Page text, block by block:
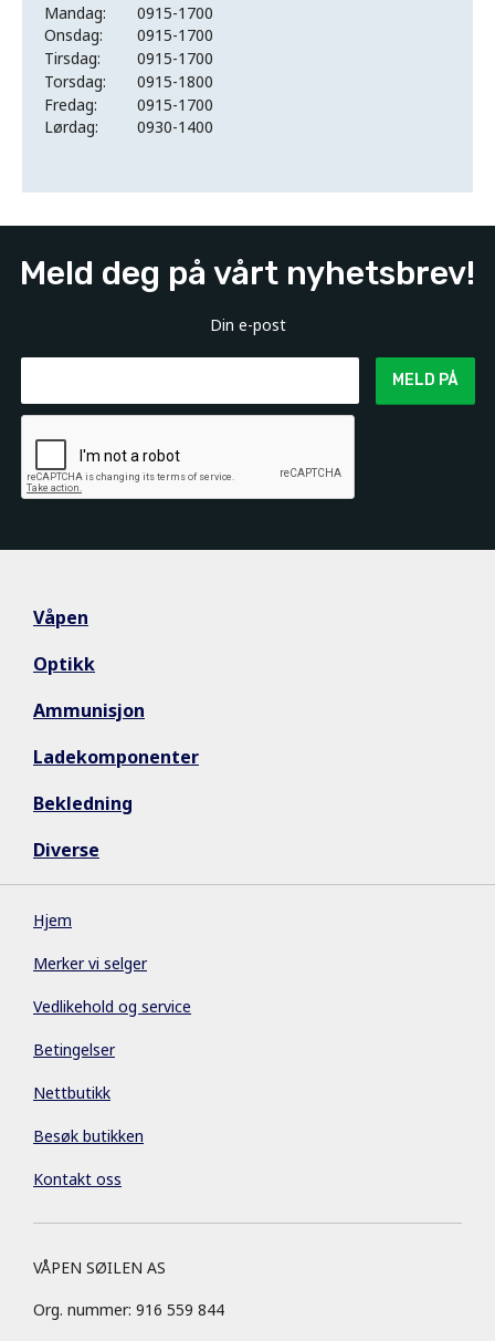
Mandag:
0915-1700
Onsdag:
0915-1700
Tirsdag:
0915-1700
Torsdag:
0915-1800
Fredag:
0915-1700
Lørdag:
0930-1400
Meld deg på vårt nyhetsbrev!
Din e-post
MELD PÅ
Våpen
Optikk
Ammunisjon
Ladekomponenter
Bekledning
Diverse
Hjem
Merker vi selger
Vedlikehold og service
Betingelser
Nettbutikk
Besøk butikken
Kontakt oss
VÅPEN SØILEN AS
Org. nummer: 916 559 844